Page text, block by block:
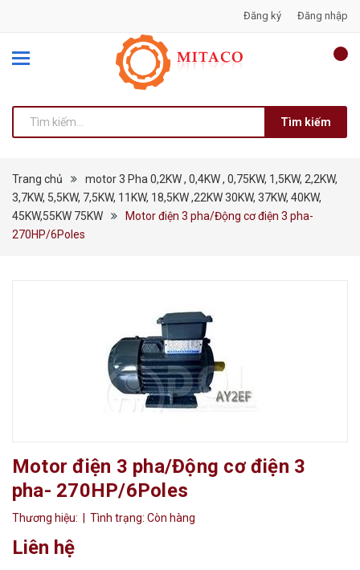
Đăng ký Đăng nhập
Tìm kiếm
Trang chủ
motor 3 Pha 0,2KW , 0,4KW , 0,75KW, 1,5KW, 2,2KW,
3,7KW, 5,5KW, 7,5KW, 11KW, 18,5KW ,22KW 30KW, 37KW, 40KW,
45KW,55KW 75KW
Motor điện 3 pha/Động cơ điện 3 pha-
270HP/6Poles
Motor điện 3 pha/Động cơ điện 3
pha- 270HP/6Poles
Thương hiệu: | Tình trạng: Còn hàng
Liên hệ